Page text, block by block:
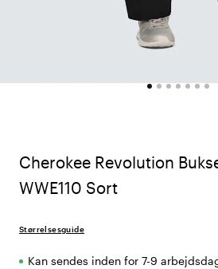
Cherokee Revolution
WWE110 Sort
Størrelsesguide
Kan sendes inden for 7-9